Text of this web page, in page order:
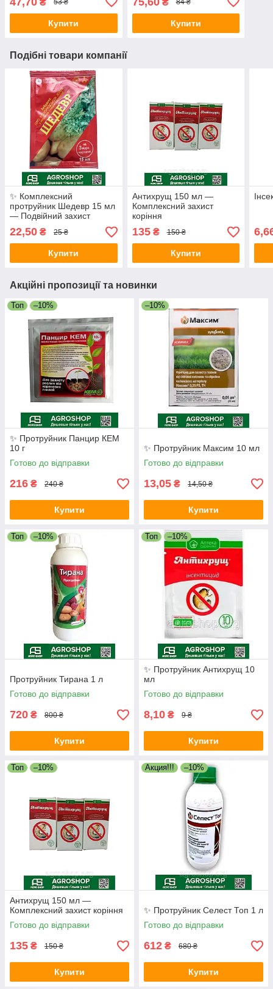
53 ₴
Купити
84 ₴
Купити
Подібні товари компанії
✨ Комплексний
протруйник Шедевр 15 мл
— Подвійний захист
картоплі та розсади
(Інсектицид + Фунгіцид)
22,50 ₴ 25 ₴
Купити
Антихрущ 150 мл —
Комплексний захист
коріння
135₴ 150 ₴
Купити
Акційні пропозиції та новинки
Топ –10%
✨ Протруйник Панцир КЕМ
10 г
Готово до відправки
216 ₴ 240 ₴
Купити
–10%
✨ Протруйник Максим 10 мл
Готово до відправки
13,05 ₴ 14,50 ₴
Купити
Топ –10%
Протруйник Тирана 1 л
Готово до відправки
720 ₴ 800 ₴
Купити
Топ –10%
✨ Протруйник Антихрущ 10
мл
Готово до відправки
8,10 ₴ 9 ₴
Купити
Топ –10%
Антихрущ 150 мл —
Комплексний захист коріння
Готово до відправки
135 ₴ 150 ₴
Купити
Акция!!! –10%
✨ Протруйник Селест Топ 1 л
Готово до відправки
612 ₴ 680 ₴
Купити